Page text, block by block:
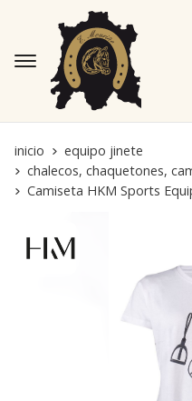
inicio
equipo jinete
chalecos, chaquetones,